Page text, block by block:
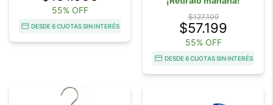
55% OFF
DESDE 6 CUOTAS SIN INTERÉS
$127.109
$57.199
55% OFF
DESDE 6 CUOTAS SIN INTERÉS